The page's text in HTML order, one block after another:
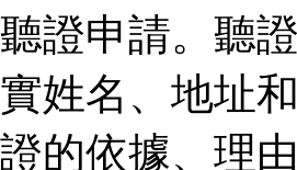
聽證申請。聽
實姓名、地址
證的依據、理